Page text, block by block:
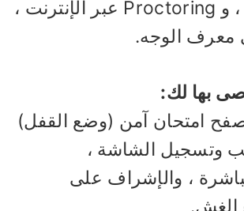
على الشاشة ، و Proctoring عبر الإنترنت ،
الوجه.
بها لك:
امتحان آمن (وضع القفل)
وتسجيل الشاشة ،
، والإشراف على